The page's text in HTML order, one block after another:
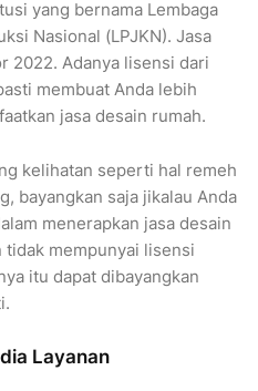
yang bernama Lembaga
Nasional (LPJKN). Jasa
2022. Adanya lisensi dari
membuat Anda lebih
jasa desain rumah.
kelihatan seperti hal remeh
bayangkan saja jikalau Anda
menerapkan jasa desain
tidak mempunyai lisensi
itu dapat dibayangkan
Layanan